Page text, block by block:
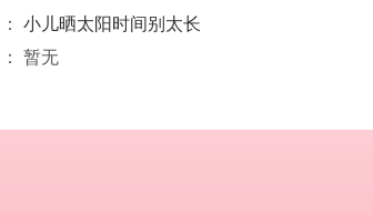
小儿晒太阳时间别太长
暂无